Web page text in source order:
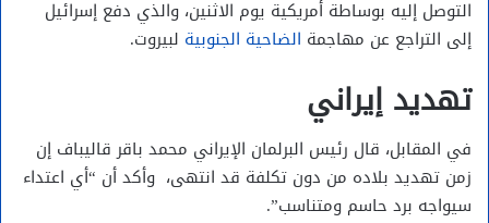
التوصل إليه بوساطة أمريكية يوم الاثنين، والذي دفع إسرائيل
إلى التراجع عن مهاجمة الضاحية الجنوبية لبيروت.
تهديد إيراني
في المقابل، قال رئيس البرلمان الإيراني محمد باقر قاليباف إن
زمن تهديد بلاده من دون تكلفة قد انتهى، وأكد أن “أي اعتداء
سيواجه برد حاسم ومتناسب”.